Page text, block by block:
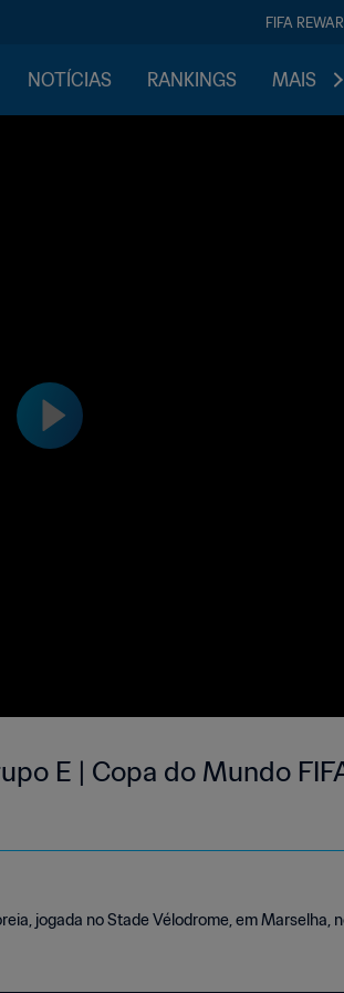
FIFA
NOTÍCIAS RANKINGS MAIS
E | Copa do Mundo
jogada no Stade Vélodrome, em Marselha,